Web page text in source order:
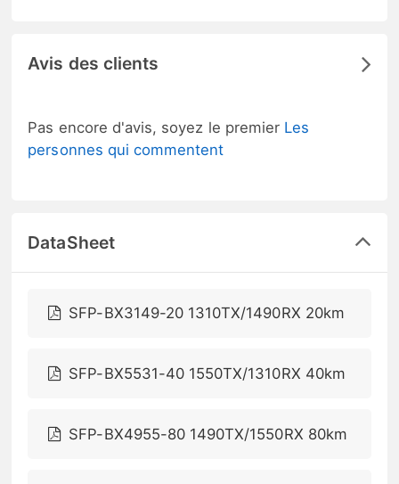
Avis des clients
Pas encore d'avis, soyez le premier Les
personnes qui commentent
DataSheet
SFP-BX3149-20 1310TX/1490RX 20km
SFP-BX5531-40 1550TX/1310RX 40km
SFP-BX4955-80 1490TX/1550RX 80km